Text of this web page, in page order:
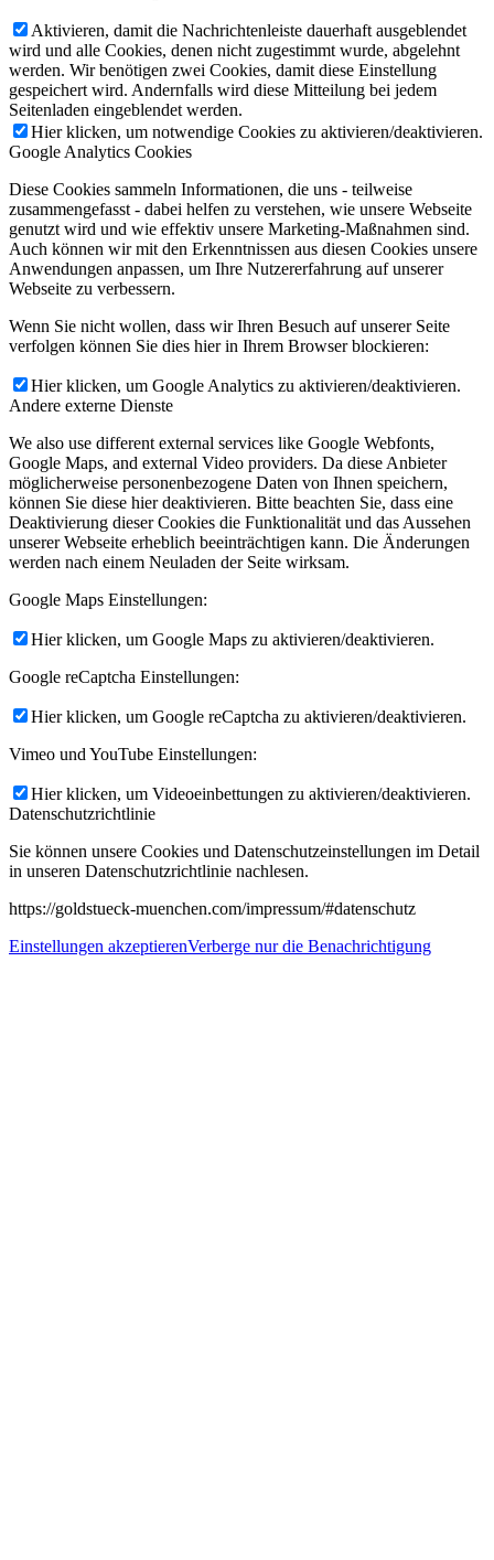
Aktivieren, damit die Nachrichtenleiste dauerhaft ausgeblendet
wird und alle Cookies, denen nicht zugestimmt wurde, abgelehnt
werden. Wir benötigen zwei Cookies, damit diese Einstellung
gespeichert wird. Andernfalls wird diese Mitteilung bei jedem
Seitenladen eingeblendet werden.
Hier klicken, um notwendige Cookies zu aktivieren/deaktivieren.
Google Analytics Cookies
Diese Cookies sammeln Informationen, die uns - teilweise
zusammengefasst - dabei helfen zu verstehen, wie unsere Webseite
genutzt wird und wie effektiv unsere Marketing-Maßnahmen sind.
Auch können wir mit den Erkenntnissen aus diesen Cookies unsere
Anwendungen anpassen, um Ihre Nutzererfahrung auf unserer
Webseite zu verbessern.
Wenn Sie nicht wollen, dass wir Ihren Besuch auf unserer Seite
verfolgen können Sie dies hier in Ihrem Browser blockieren:
Hier klicken, um Google Analytics zu aktivieren/deaktivieren.
Andere externe Dienste
We also use different external services like Google Webfonts,
Google Maps, and external Video providers. Da diese Anbieter
möglicherweise personenbezogene Daten von Ihnen speichern,
können Sie diese hier deaktivieren. Bitte beachten Sie, dass eine
Deaktivierung dieser Cookies die Funktionalität und das Aussehen
unserer Webseite erheblich beeinträchtigen kann. Die Änderungen
werden nach einem Neuladen der Seite wirksam.
Google Maps Einstellungen:
Hier klicken, um Google Maps zu aktivieren/deaktivieren.
Google reCaptcha Einstellungen:
Hier klicken, um Google reCaptcha zu aktivieren/deaktivieren.
Vimeo und YouTube Einstellungen:
Hier klicken, um Videoeinbettungen zu aktivieren/deaktivieren.
Datenschutzrichtlinie
Sie können unsere Cookies und Datenschutzeinstellungen im Detail
in unseren Datenschutzrichtlinie nachlesen.
https://goldstueck-muenchen.com/impressum/#datenschutz
Einstellungen akzeptierenVerberge nur die Benachrichtigung